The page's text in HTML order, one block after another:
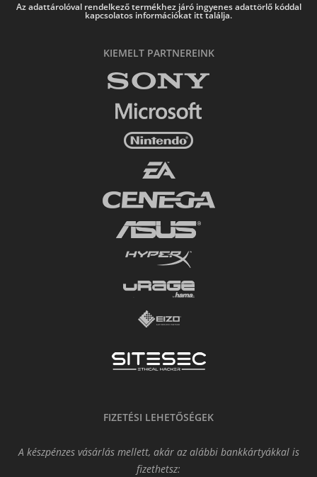
Az adattárolóval rendelkező termékhez járó ingyenes adattörlő kóddal
kapcsolatos információkat itt találja.
KIEMELT PARTNEREINK
FIZETÉSI LEHETŐSÉGEK
A készpénzes vásárlás mellett, akár az alábbi bankkártyákkal is
fizethetsz: